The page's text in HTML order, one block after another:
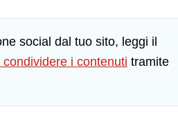
social dal tuo sito, leggi il
i contenuti tramite